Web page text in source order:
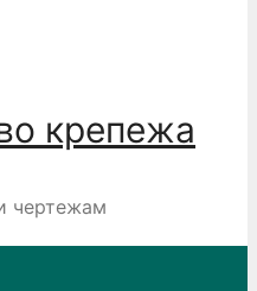
крепежа
чертежам